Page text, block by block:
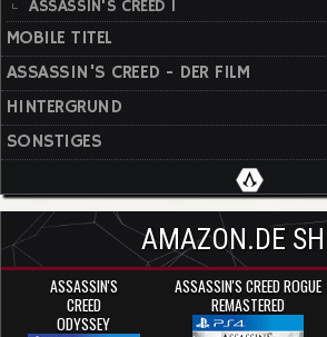
ASSASSIN'S CREED 1
MOBILE TITEL
ASSASSIN'S CREED - DER FILM
HINTERGRUND
SONSTIGES
AMAZON.DE
ASSASSIN'S
CREED
ODYSSEY
ASSASSIN'S CREED ROGUE
REMASTERED